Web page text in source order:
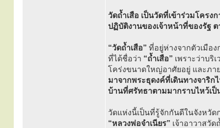
วัดถ้ำเสือ เป็นวัดที่เข้าร่วมโคร
ปฏิบัติงานของเจ้าหน้าที่ของรัฐ
“วัดถ้ำเสือ” ที่อยู่ห่างจากตัวเมือ
ที่ได้ชื่อว่า “ถ้ำเสือ” เพราะว่าบริ
โคร่งขนาดใหญ่อาศัยอยู่ และภา
มาจากพระธุดงค์ที่เดินทางจาริก
บ้านที่ศรัทธาตามมากราบไหว้เป็
วัดแห่งนี้เป็นที่รู้จักกันดีในจังหวัด
“หลวงพ่อจำเนียร” เจ้าอาวาสวั